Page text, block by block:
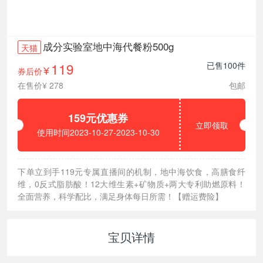
天猫 成分实验室地中海代餐粉500g
券后价¥ 119
已售100件
在售价¥ 278
包邮
159元优惠券
使用时间2023-10-27-2023-10-30
立即领取
下单立到手119元专属直播间的机制，地中海饮食，高膳食纤
维，0反式脂肪酸！12大维生素+矿物质+两大专利助燃原料！
全面营养，科学配比，满足身体每日所需！【赠运费险】
宝贝详情